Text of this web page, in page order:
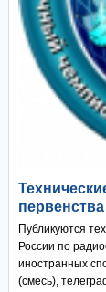
Публикуются
России по
иностранных
(смесь),